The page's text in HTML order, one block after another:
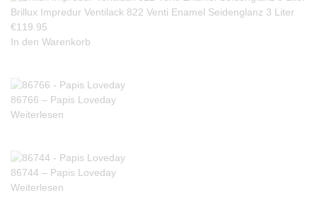
Brillux Impredur Ventilack 822 Venti Enamel Seidenglanz 3 Liter
€119.95
In den Warenkorb
86766 – Papis Loveday
Weiterlesen
86744 – Papis Loveday
Weiterlesen